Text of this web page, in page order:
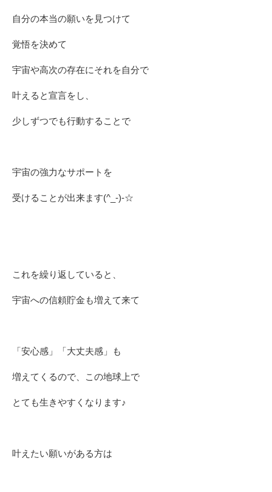
自分の本当の願いを見つけて
覚悟を決めて
宇宙や高次の存在にそれを自分で
叶えると宣言をし、
少しずつでも行動することで
宇宙の強力なサポートを
受けることが出来ます(^_-)-☆
これを繰り返していると、
宇宙への信頼貯金も増えて来て
「安心感」「大丈夫感」も
増えてくるので、この地球上で
とても生きやすくなります♪
叶えたい願いがある方は